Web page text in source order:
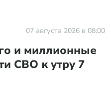
07 августа 2026 в 08:00
и миллионные
СВО к утру 7